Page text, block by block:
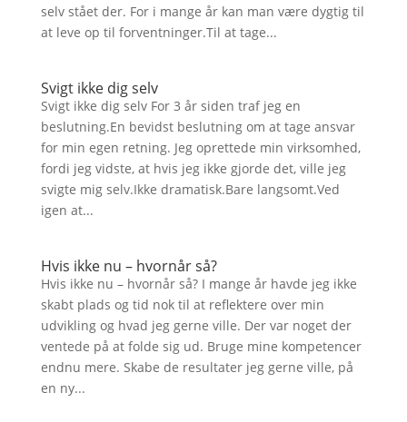
selv stået der. For i mange år kan man være dygtig til
at leve op til forventninger.Til at tage...
Svigt ikke dig selv
Svigt ikke dig selv For 3 år siden traf jeg en
beslutning.En bevidst beslutning om at tage ansvar
for min egen retning. Jeg oprettede min virksomhed,
fordi jeg vidste, at hvis jeg ikke gjorde det, ville jeg
svigte mig selv.Ikke dramatisk.Bare langsomt.Ved
igen at...
Hvis ikke nu – hvornår så?
Hvis ikke nu – hvornår så? I mange år havde jeg ikke
skabt plads og tid nok til at reflektere over min
udvikling og hvad jeg gerne ville. Der var noget der
ventede på at folde sig ud. Bruge mine kompetencer
endnu mere. Skabe de resultater jeg gerne ville, på
en ny...